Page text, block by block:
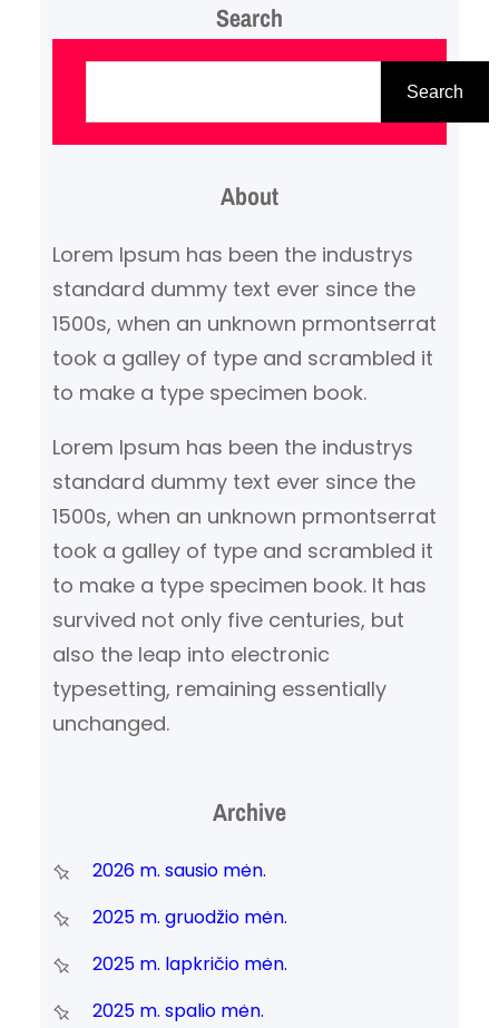
metais GT3 RS gavo tas pačias
ir standartinis GT3, įskaitant
pertvarkytas priekines oro
dienos žibintus. Taip pat yra
ortakis iš GT2 RS. Be šių…
Search
a
Search
About
Lorem Ipsum has been the industrys
standard dummy text ever since the
1500s, when an unknown prmontserrat
took a galley of type and scrambled it
to make a type specimen book.
Lorem Ipsum has been the industrys
standard dummy text ever since the
1500s, when an unknown prmontserrat
took a galley of type and scrambled it
to make a type specimen book. It has
survived not only five centuries, but
also the leap into electronic
typesetting, remaining essentially
unchanged.
Archive
2026 m. sausio mėn.
2025 m. gruodžio mėn.
2025 m. lapkričio mėn.
2025 m. spalio mėn.